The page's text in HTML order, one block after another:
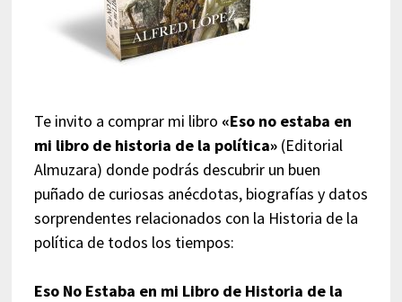
Te invito a comprar mi libro «Eso no estaba en
mi libro de historia de la política»(Editorial
Almuzara) donde podrás descubrir un buen
puñado de curiosas anécdotas, biografías y datos
sorprendentes relacionados con la Historia de la
política de todos los tiempos:
Eso No Estaba en mi Libro de Historia de la